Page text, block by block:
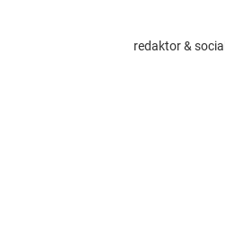
redaktor &